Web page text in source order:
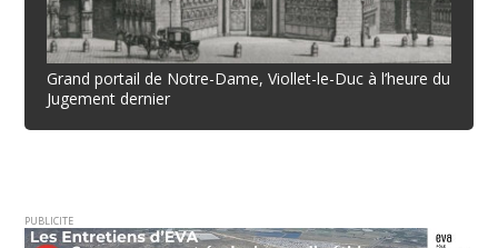
Grand portail de Notre-Dame, Viollet-le-Duc à l’heure du
Jugement dernier
PUBLICITE